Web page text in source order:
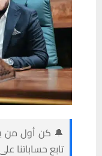
🔔 كن أول من
تابع حساباتنا